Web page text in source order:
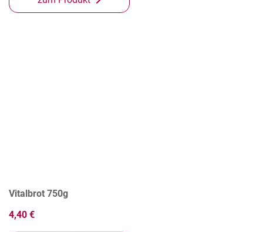
Vitalbrot 750g
4,40 €